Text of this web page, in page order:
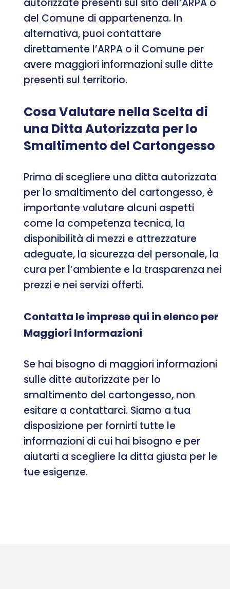
del Comune di appartenenza. In
alternativa, puoi contattare
direttamente l’ARPA o il Comune per
avere maggiori informazioni sulle ditte
presenti sul territorio.
Cosa Valutare nella Scelta di
una Ditta Autorizzata per lo
Smaltimento del Cartongesso
Prima di scegliere una ditta autorizzata
per lo smaltimento del cartongesso, è
importante valutare alcuni aspetti
come la competenza tecnica, la
disponibilità di mezzi e attrezzature
adeguate, la sicurezza del personale, la
cura per l’ambiente e la trasparenza nei
prezzi e nei servizi offerti.
Contatta le imprese qui in elenco per
Maggiori Informazioni
Se hai bisogno di maggiori informazioni
sulle ditte autorizzate per lo
smaltimento del cartongesso, non
esitare a contattarci. Siamo a tua
disposizione per fornirti tutte le
informazioni di cui hai bisogno e per
aiutarti a scegliere la ditta giusta per le
tue esigenze.